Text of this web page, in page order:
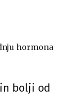
hormona
bolji od